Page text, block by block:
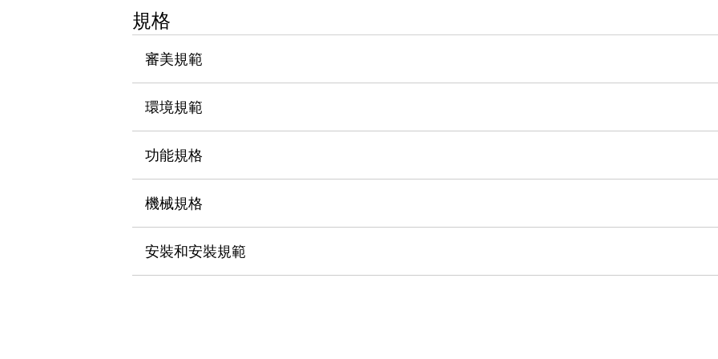
使人機協作更安全、更高效
提高半導體製造裝置設計自由度的方法
瞬間完成開關的更換，避免停機時間拉長
瀏覽全部
規格
審美規範
環境規範
功能規格
機械規格
安裝和安裝規範